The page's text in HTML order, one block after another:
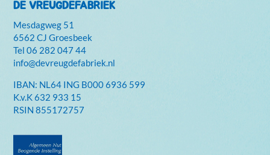
DE VREUGDEFABRIEK
Mesdagweg 51
6562 CJ Groesbeek
Tel06 282 047 44
info@devreugdefabriek.nl
IBAN: NL64 ING B000 6936 599
K.v.K632 933 15
RSIN 855172757